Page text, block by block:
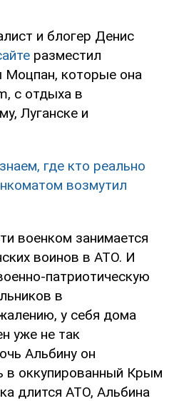
и блогер Денис
разместил
которые она
с отдыха в
Луганске и
где кто реально
возмутил
военком занимается
воинов в АТО. И
патриотическую
в
у себя дома
уже не так
Альбину он
в оккупированный Крым
длится АТО, Альбина